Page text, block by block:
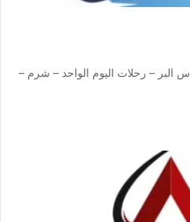
– رحلات اليوم الواحد – شرم –